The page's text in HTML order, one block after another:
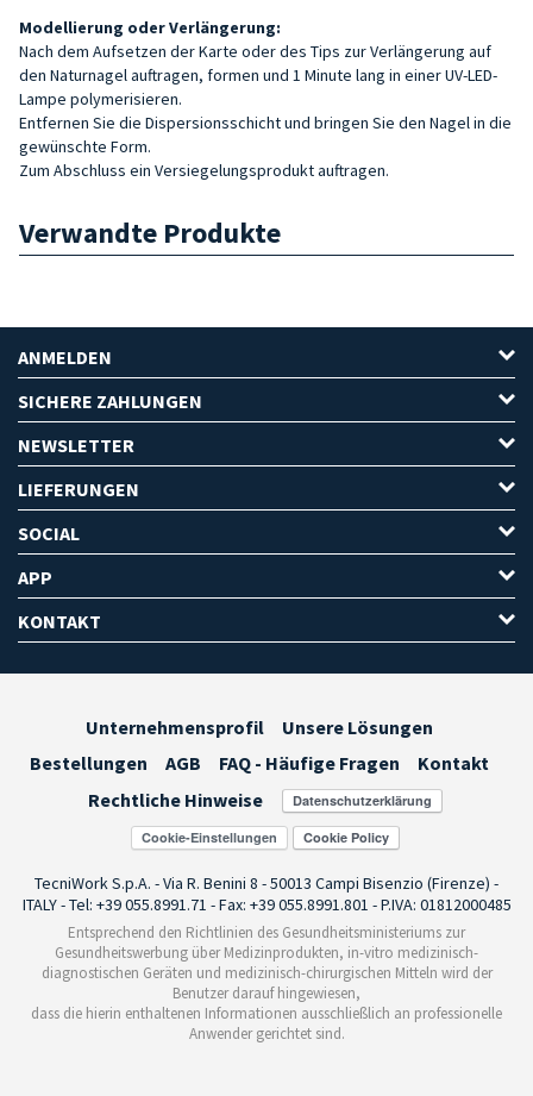
Modellierung oder Verlängerung:
Nach dem Aufsetzen der Karte oder des Tips zur Verlängerung auf
den Naturnagel auftragen, formen und 1 Minute lang in einer UV-LED-
Lampe polymerisieren.
Entfernen Sie die Dispersionsschicht und bringen Sie den Nagel in die
gewünschte Form.
Zum Abschluss ein Versiegelungsprodukt auftragen.
Verwandte Produkte
ANMELDEN
SICHERE ZAHLUNGEN
NEWSLETTER
LIEFERUNGEN
SOCIAL
APP
KONTAKT
Unternehmensprofil
Unsere Lösungen
Bestellungen
AGB FAQ - Häufige Fragen
Kontakt
Rechtliche Hinweise
Cookie-Einstellungen
TecniWork S.p.A. - Via R. Benini 8 - 50013 Campi Bisenzio (Firenze) -
ITALY - Tel: +39 055.8991.71 - Fax: +39 055.8991.801 - P.IVA: 01812000485
Entsprechend den Richtlinien des Gesundheitsministeriums zur
Gesundheitswerbung über Medizinprodukten, in-vitro medizinisch-
diagnostischen Geräten und medizinisch-chirurgischen Mitteln wird der
Benutzer darauf hingewiesen,
dass die hierin enthaltenen Informationen ausschließlich an professionelle
Anwender gerichtet sind.